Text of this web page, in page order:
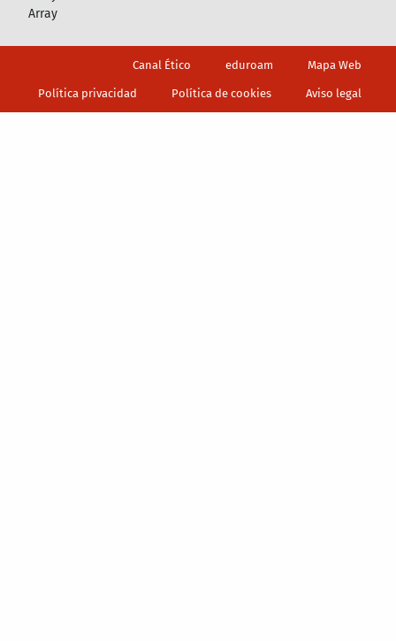
Array
Canal Ético eduroam Mapa Web
Política privacidad Política de cookies Aviso legal